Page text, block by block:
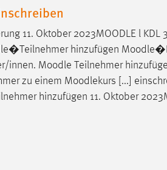
11. Oktober 2023MOODLE l KDL
�Teilnehmer hinzufügen Moodle
innen. Moodle Teilnehmer
zu einem Moodlekurs [...]
hinzufügen 11. Oktober 2023